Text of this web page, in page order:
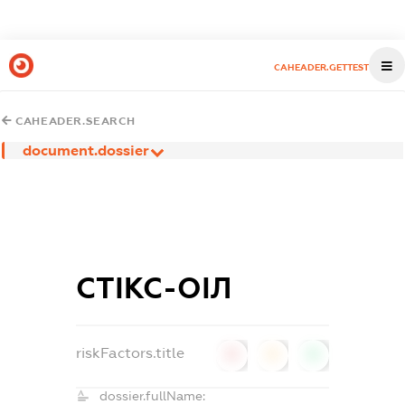
CAHEADER.GETTEST
CAHEADER.SEARCH
document.dossier
СТІКС-ОІЛ
riskFactors.title
dossier.fullName: